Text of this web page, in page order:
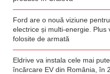
Ford are o nouă viziune
electrice și multi-energie. Plus
folosite de armată
Eldrive va instala cele mai
încărcare EV din România, în